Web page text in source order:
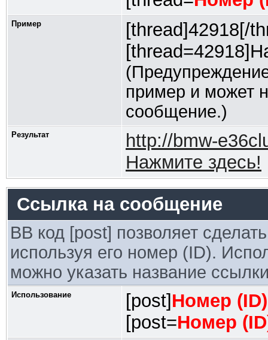
Пример
[thread]42918[/
пример и может
сообщение.)
Результат
http://bmw-
Нажмите здесь!
Ссылка на сообщение
BB код [post] позволяет
используя его номер (ID).
можно указать название
Использование [post] Номер
[post=Номер